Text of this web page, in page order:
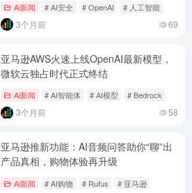
Ai新闻 # AI安全 # OpenAI # 人工智能
3个月前 69
亚马逊AWS火速上线OpenAI最新模型，
微软云独占时代正式终结
Ai新闻 # AI智能体 # AI模型 # Bedrock
3个月前 58
亚马逊推新功能：AI音频问答助你“聊”出
产品真相，购物体验再升级
Ai新闻 # AI购物 # Rufus # 亚马逊